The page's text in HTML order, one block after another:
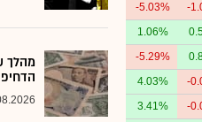
-
-5.03%
1.06%
-5.29%
-
4.03%
-
3.41%